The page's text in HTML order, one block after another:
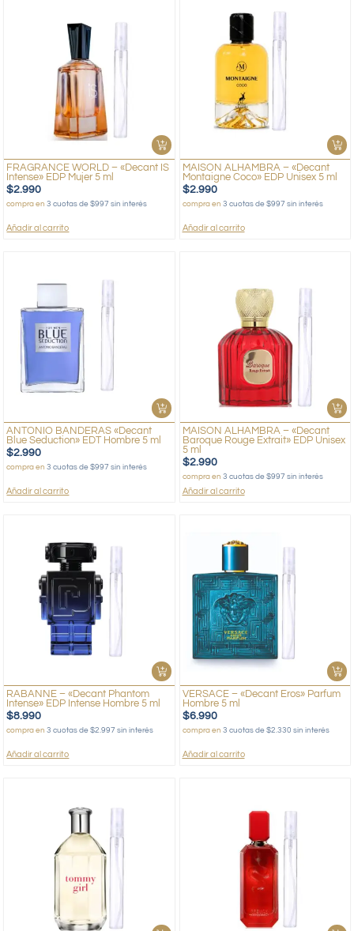
FRAGRANCE WORLD – «Decant IS
Intense» EDP Mujer 5 ml
$2.990
compra en3 cuotas de $997 sin interés
Añadir al carrito
MAISON ALHAMBRA – «Decant
Montaigne Coco» EDP Unisex 5 ml
$2.990
compra en 3 cuotas de $997 sin interés
Añadir al carrito
ANTONIO BANDERAS «Decant
Blue Seduction» EDT Hombre 5 ml
$2.990
compra en3 cuotas de $997 sin interés
Añadir al carrito
MAISON ALHAMBRA – «Decant
Baroque Rouge Extrait» EDP Unisex
5 ml
$2.990
compra en 3 cuotas de $997 sin interés
Añadir al carrito
RABANNE – «Decant Phantom
Intense» EDP Intense Hombre 5 ml
$8.990
compra en3 cuotas de $2.997 sin interés
Añadir al carrito
VERSACE – «Decant Eros» Parfum
Hombre 5 ml
$6.990
compra en 3 cuotas de $2.330 sin interés
Añadir al carrito